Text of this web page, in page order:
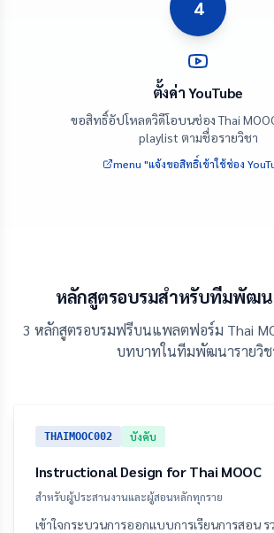
4
ตั้งค่า YouTube
ขอสิทธิ์อัปโหลดวิดีโอบนช่อง Thai
playlist ตามชื่อรายวิชา
menu "แจ้งขอสิทธิ์เข้าใช้ช่อง
หลักสูตรอบรมสำหรับทีมพัฒน
3 หลักสูตรอบรมฟรีบนแพลตฟอร์ม Thai
บทบาทในทีมพัฒนารายวิช
THAIMOOC002 บังคับ
Instructional Design for Thai MOOC
สำหรับผู้ประสานงานและผู้สอนหลักทุกราย
เข้าใจกระบวนการออกแบบการเรียนการสอน ร